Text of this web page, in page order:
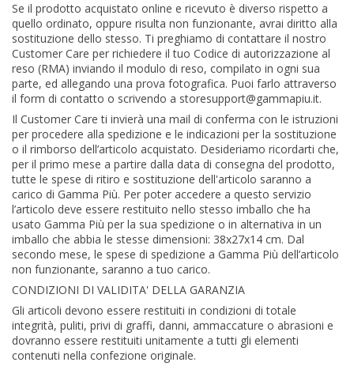
Se il prodotto acquistato online e ricevuto è diverso rispetto a
quello ordinato, oppure risulta non funzionante, avrai diritto alla
sostituzione dello stesso. Ti preghiamo di contattare il nostro
Customer Care per richiedere il tuo Codice di autorizzazione al
reso (RMA) inviando il modulo di reso, compilato in ogni sua
parte, ed allegando una prova fotografica. Puoi farlo attraverso
il form di contatto o scrivendo a storesupport@gammapiu.it.
Il Customer Care ti invierà una mail di conferma con le istruzioni
per procedere alla spedizione e le indicazioni per la sostituzione
o il rimborso dell’articolo acquistato. Desideriamo ricordarti che,
per il primo mese a partire dalla data di consegna del prodotto,
tutte le spese di ritiro e sostituzione dell'articolo saranno a
carico di Gamma Più. Per poter accedere a questo servizio
l’articolo deve essere restituito nello stesso imballo che ha
usato Gamma Più per la sua spedizione o in alternativa in un
imballo che abbia le stesse dimensioni: 38x27x14 cm. Dal
secondo mese, le spese di spedizione a Gamma Più dell’articolo
non funzionante, saranno a tuo carico.
CONDIZIONI DI VALIDITA' DELLA GARANZIA
Gli articoli devono essere restituiti in condizioni di totale
integrità, puliti, privi di graffi, danni, ammaccature o abrasioni e
dovranno essere restituiti unitamente a tutti gli elementi
contenuti nella confezione originale.